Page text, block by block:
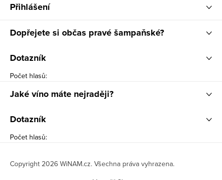
Přihlášení
Dopřejete si občas pravé šampaňské?
Dotazník
Počet hlasů:
Jaké víno máte nejraději?
Dotazník
Počet hlasů:
Copyright 2026 WiNAM.cz. Všechna práva vyhrazena.